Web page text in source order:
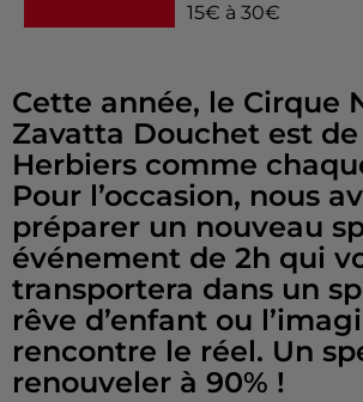
15€ à 30€
Cette année, le Cirque
Zavatta Douchet est
Herbiers comme
Pour l’occasion, nous
préparer un nouveau
événement de 2h qui
transportera dans un
rêve d’enfant ou
rencontre le réel. Un
renouveler à 90% !